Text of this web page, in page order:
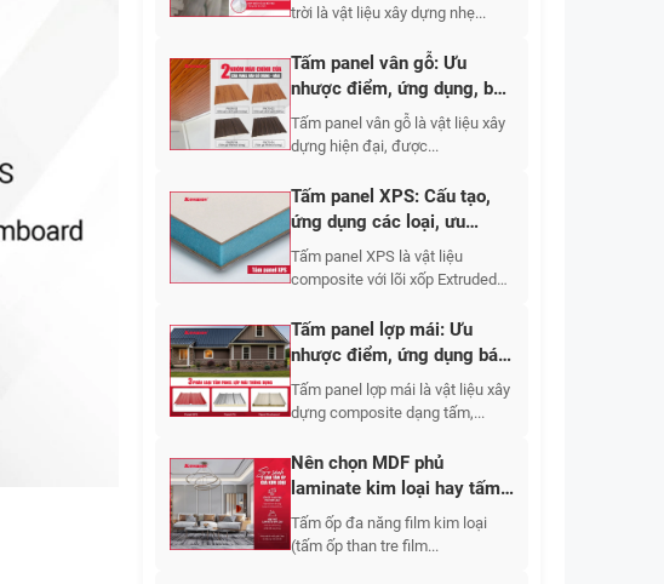
trời là vật liệu xây dựng nhẹ...
Tấm panel vân gỗ: Ưu
nhược điểm, ứng dụng, báo
giá các dòng 2026
Tấm panel vân gỗ là vật liệu xây
dựng hiện đại, được...
Tấm panel XPS: Cấu tạo,
ứng dụng các loại, ưu
nhược điểm 2026
Tấm panel XPS là vật liệu
composite với lõi xốp Extruded
Tấm panel lợp mái: Ưu
nhược điểm, ứng dụng báo
giá các loại 2026
Tấm panel lợp mái là vật liệu xây
dựng composite dạng tấm,...
Nên chọn MDF phủ
laminate kim loại hay tấm
ốp đa năng film kim loại
chống xước?
Tấm ốp đa năng film kim loại
(tấm ốp than tre film...